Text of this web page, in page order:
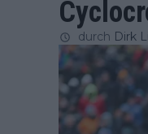
durch Dirk